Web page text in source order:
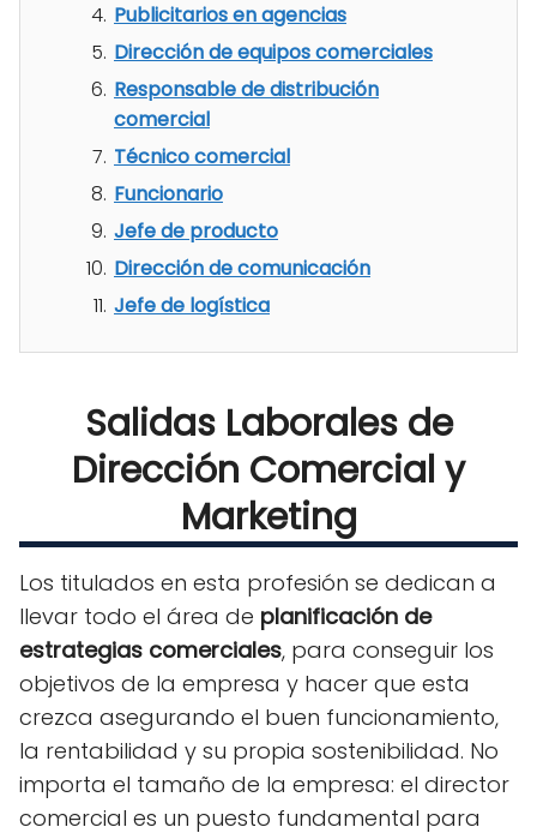
Publicitarios en agencias
Dirección de equipos comerciales
Responsable de distribución
comercial
Técnico comercial
Funcionario
Jefe de producto
Dirección de comunicación
Jefe de logística
Salidas Laborales de
Dirección Comercial y
Marketing
Los titulados en esta profesión se dedican a
llevar todo el área de planificación de
estrategias comerciales, para conseguir los
objetivos de la empresa y hacer que esta
crezca asegurando el buen funcionamiento,
la rentabilidad y su propia sostenibilidad. No
importa el tamaño de la empresa: el director
comercial es un puesto fundamental para